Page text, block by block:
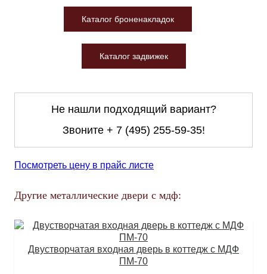
Каталог броненакладок
Каталог задвижек
Не нашли подходящий вариант?
Звоните + 7 (495) 255-59-35!
Посмотреть цену в прайс листе
Другие металлические двери с мдф:
Двустворчатая входная дверь в коттедж с МДФ
ПМ-70